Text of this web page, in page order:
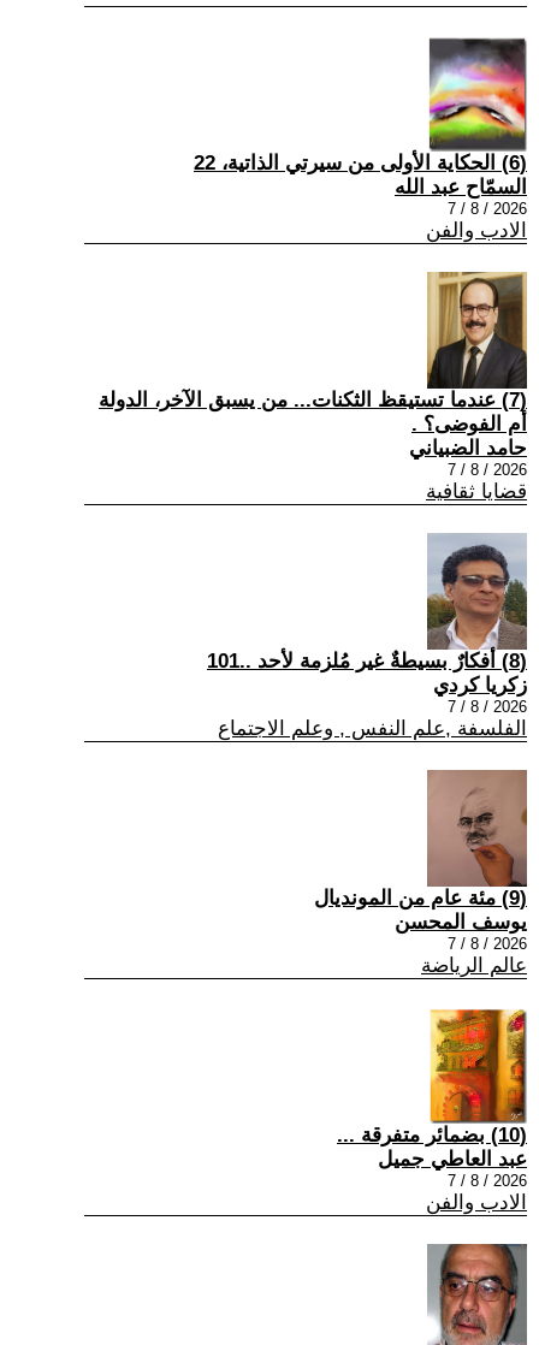
(6) الحكاية الأولى من سيرتي الذاتية، 22
السمّاح عبد الله
2026 / 8 / 7
الادب والفن
(7) عندما تستيقظ الثكنات... من يسبق الآخر، الدولة
أم الفوضى؟ .
حامد الضبياني
2026 / 8 / 7
قضايا ثقافية
(8) أفكارٌ بسيطةٌ غير مُلزمة لأحد ..101
زكريا كردي
2026 / 8 / 7
الفلسفة ,علم النفس , وعلم الاجتماع
(9) مئة عام من المونديال
يوسف المحسن
2026 / 8 / 7
عالم الرياضة
(10) بضمائر متفرقة ...
عبد العاطي جميل
2026 / 8 / 7
الادب والفن